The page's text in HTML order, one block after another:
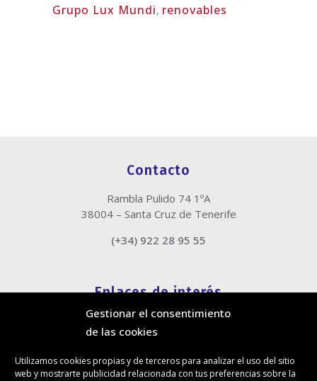
Gestionar el consentimiento
de las cookies
Utilizamos cookies propias y de terceros para analizar el uso del sitio
web y mostrarte publicidad relacionada con tus preferencias sobre la
Grupo Lux Mundi, renovables
Contacto
Rambla Pulido 74 1ºA
38004 – Santa Cruz de Tenerife
(+34) 922 28 95 55
Enlaces de interés
Política de cookies
Política de privacidad
Canal de denuncias